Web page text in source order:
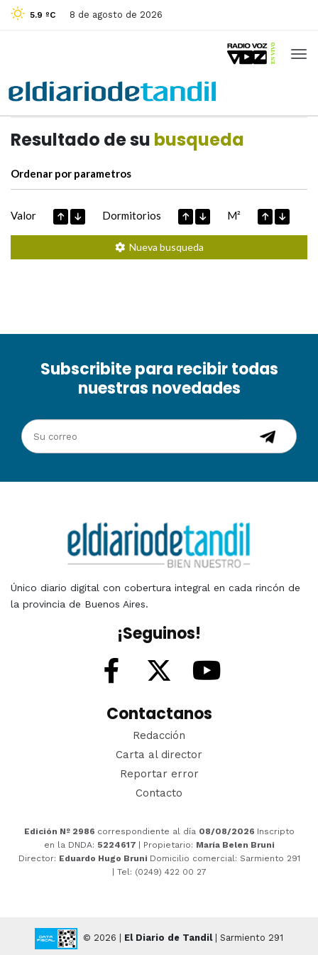
5.9 ºC 8 de agosto de 2026
Resultado de su busqueda
Ordenar por parametros
Valor Dormitorios M²
Nueva busqueda
Subscribite para recibir todas
nuestras novedades
Único diario digital con cobertura integral en cada rincón de
la provincia de Buenos Aires.
¡Seguinos!
Contactanos
Redacción
Carta al director
Reportar error
Contacto
Edición Nº 2986 correspondiente al día 08/08/2026 Inscripto
en la DNDA: 5224617 | Propietario: María Belen Bruni
Director: Eduardo Hugo Bruni Domicilio comercial: Sarmiento 291
| Tel: (0249) 422 00 27
© 2026 | El Diario de Tandil| Sarmiento 291